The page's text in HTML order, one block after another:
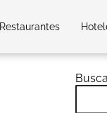
Restaurantes